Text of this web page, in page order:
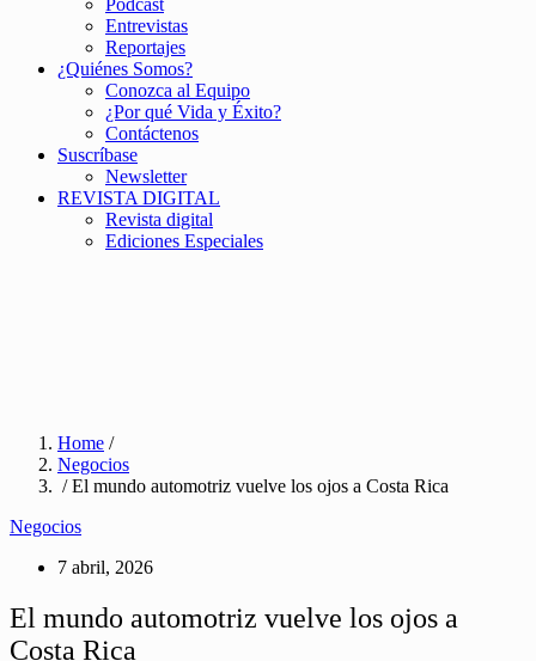
Podcast
Entrevistas
Reportajes
¿Quiénes Somos?
Conozca al Equipo
¿Por qué Vida y Éxito?
Contáctenos
Suscríbase
Newsletter
REVISTA DIGITAL
Revista digital
Ediciones Especiales
Home /
Negocios
/ El mundo automotriz vuelve los ojos a Costa Rica
Negocios
7 abril, 2026
El mundo automotriz vuelve los ojos a
Costa Rica